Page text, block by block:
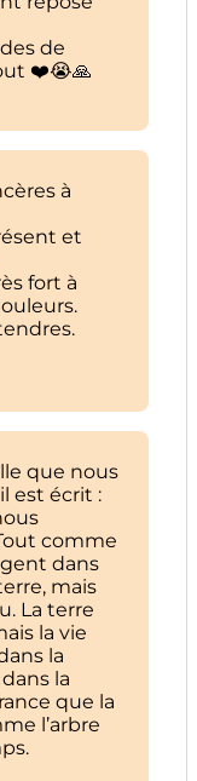
de
❤️😭🙏
à
et
fort à
que nous
est écrit :
comme
dans
mais
La terre
la vie
la
la
que la
l’arbre